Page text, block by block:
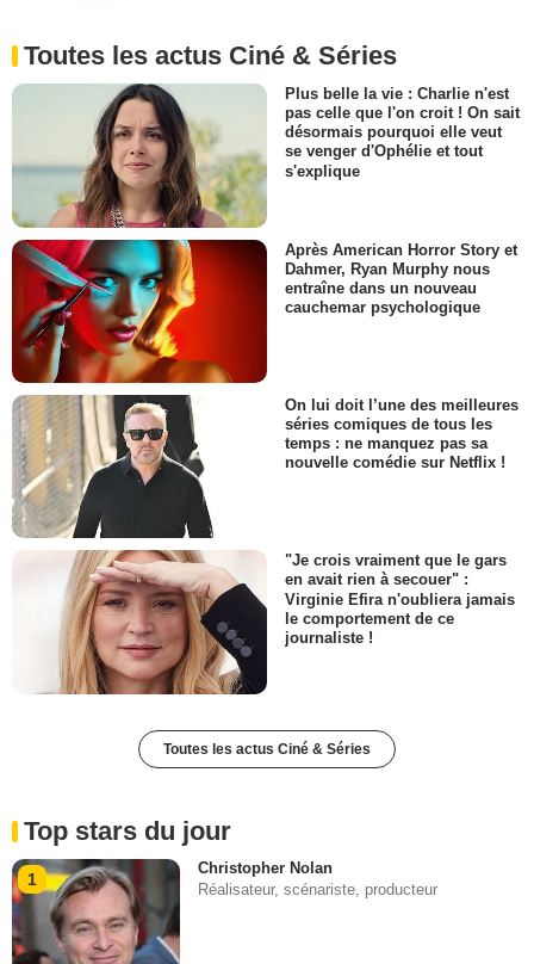
Toutes les actus Ciné & Séries
Plus belle la vie : Charlie n'est
pas celle que l'on croit ! On sait
désormais pourquoi elle veut
se venger d'Ophélie et tout
s'explique
Après American Horror Story et
Dahmer, Ryan Murphy nous
entraîne dans un nouveau
cauchemar psychologique
On lui doit l’une des meilleures
séries comiques de tous les
temps : ne manquez pas sa
nouvelle comédie sur Netflix !
"Je crois vraiment que le gars
en avait rien à secouer" :
Virginie Efira n'oubliera jamais
le comportement de ce
journaliste !
Toutes les actus Ciné & Séries
Top stars du jour
1
Christopher Nolan
Réalisateur, scénariste, producteur